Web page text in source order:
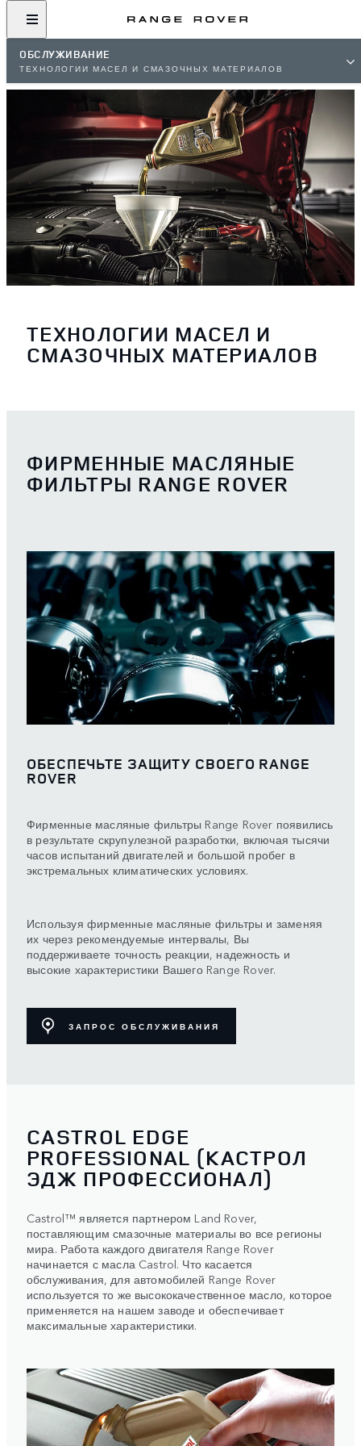
ОБСЛУЖИВАНИЕ
ТЕХНОЛОГИИ МАСЕЛ И СМАЗОЧНЫХ МАТЕРИАЛОВ
ТЕХНОЛОГИИ МАСЕЛ И
СМАЗОЧНЫХ МАТЕРИАЛОВ
ФИРМЕННЫЕ МАСЛЯНЫЕ
ФИЛЬТРЫ RANGE ROVER
ОБЕСПЕЧЬТЕ ЗАЩИТУ СВОЕГО RANGE
ROVER
Фирменные масляные фильтры Range Rover появились
в результате скрупулезной разработки, включая тысячи
часов испытаний двигателей и большой пробег в
экстремальных климатических условиях.
Используя фирменные масляные фильтры и заменяя
их через рекомендуемые интервалы, Вы
поддерживаете точность реакции, надежность и
высокие характеристики Вашего Range Rover.
ЗАПРОС ОБСЛУЖИВАНИЯ
CASTROL EDGE
PROFESSIONAL (КАСТРОЛ
ЭДЖ ПРОФЕССИОНАЛ)
Castrol™ является партнером Land Rover,
поставляющим смазочные материалы во все регионы
мира. Работа каждого двигателя Range Rover
начинается с масла Castrol. Что касается
обслуживания, для автомобилей Range Rover
используется то же высококачественное масло, которое
применяется на нашем заводе и обеспечивает
максимальные характеристики.